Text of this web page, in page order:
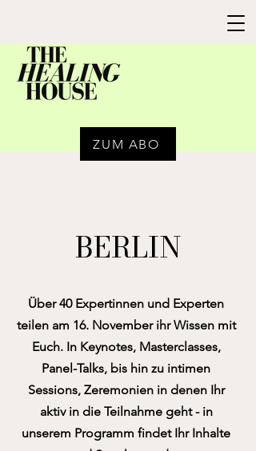
ZUM ABO
BERLIN
Über 40 Expertinnen und Experten
teilen am 16. November ihr Wissen mit
Euch. In Keynotes, Masterclasses,
Panel-Talks, bis hin zu intimen
Sessions, Zeremonien in denen Ihr
aktiv in die Teilnahme geht - in
unserem Programm findet Ihr Inhalte